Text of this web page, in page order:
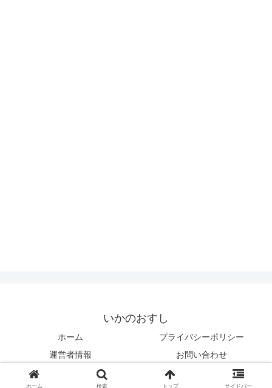
いかのおすし
ホーム
プライバシーポリシー
運営者情報
お問い合わせ
© 2023 いかのおすし.
ホーム 検索 トップ サイドバー